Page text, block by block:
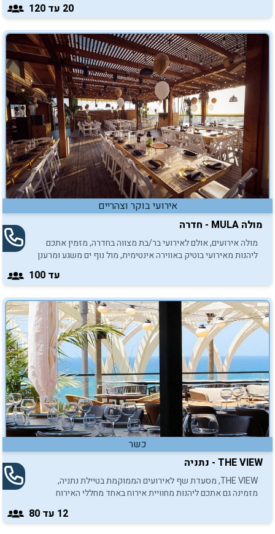
20 עד 120
אירועי בוקר וצהריים
מולה MULA - חדרה
מולה אירועים, אולם לאירועי בר/בת מצווה בחדרה, מזמין אתכם
ליהנות מאירועי בוטיק באווירה אינטימית, מול נוף ים משגע ומרענן
עד 100
כשר
THE VIEW - נתניה
THE VIEW, מסעדת שף לאירועים הממוקמת בטיילת נתניה,
מזמינה גם אתכם ליהנות מחוויית אירוח באחד מחללי האירוח
12 עד 80